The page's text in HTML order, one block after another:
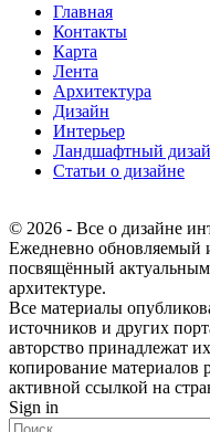
Главная
Контакты
Карта
Лента
Архитектура
Дизайн
Интерьер
Ландшафтный
Статьи о дизайне
© 2026 - Все о дизайне
Ежедневно обновляемый
посвящённый
архитектуре.
Все материалы
источников и других
авторство принадлежат
копирование материалов
активной ссылкой на
Sign in